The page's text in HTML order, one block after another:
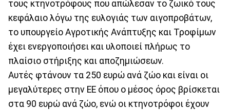
τους κτηνοτρόφους που απώλεσαν το ζωικό τους
κεφάλαιο λόγω της ευλογιάς των αιγοπροβάτων,
το υπουργείο Αγροτικής Ανάπτυξης και Τροφίμων
έχει ενεργοποιήσει και υλοποιεί πλήρως το
πλαίσιο στήριξης και αποζημιώσεων.
Αυτές φτάνουν τα 250 ευρώ ανά ζώο και είναι οι
μεγαλύτερες στην ΕΕ όπου ο μέσος όρος βρίσκεται
στα 90 ευρώ ανά ζώο, ενώ οι κτηνοτρόφοι έχουν